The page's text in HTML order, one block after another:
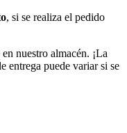
, si se realiza el pedido
nuestro almacén. ¡La
entrega puede variar si se